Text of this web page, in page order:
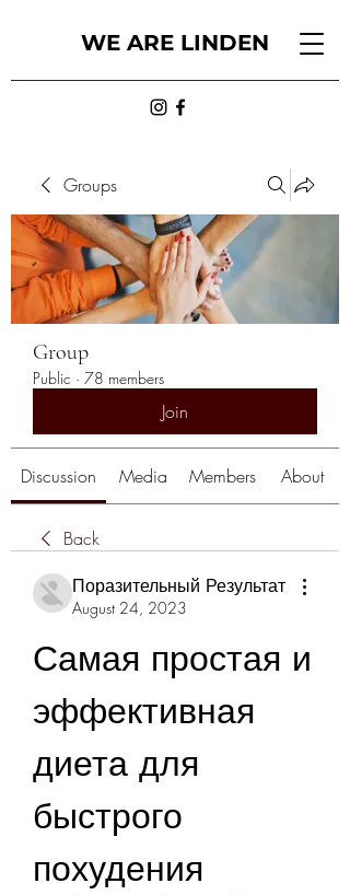
WE ARE LINDEN
Groups
Group
Public · 78 members
Join
Discussion Media Members About
Back
Поразительный Результат
August 24, 2023
Самая простая и
эффективная
диета для
быстрого
похудения